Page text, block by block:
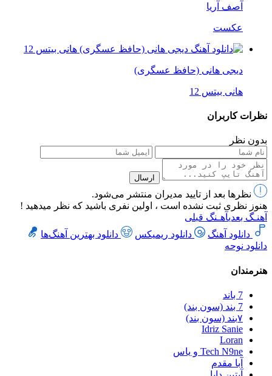
آصف آریا
عکست
دیجی هانی (حافظ عسگری)
هانی بیتس 12
نظرات کاربران
بدون نظر
ارسال
نظرها بعد از تایید مدیران منتشر می‌شود.
هنوز نظری ثبت نشده است ، اولین نفری باشید که نظر میدهید !
آهنـگ بعدیآهـنگ قبلی
دانلود آهنگ
دانلود ریمیکس
دانلود بهترین آهنگ‌ها
دانلود نوحه
هنرمندان
7 باند
7 بند (سون بند)
۷بند (سون بند)
Idriz Sanie
Loran
Tech N9ne و یاس
آبا مقدم